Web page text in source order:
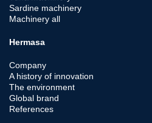
Sardine machinery
Machinery all
Hermasa
Company
A history of innovation
The environment
Global brand
References